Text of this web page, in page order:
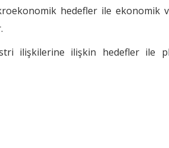
hedefler ile ekonomik
ilişkilerine ilişkin hedefler ile